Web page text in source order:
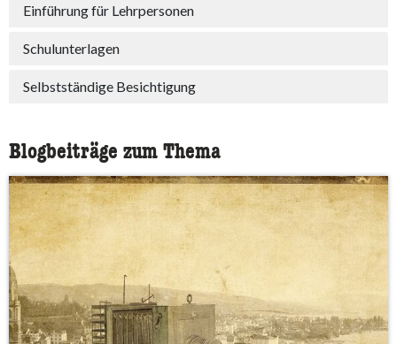
Einführung für Lehrpersonen
Schulunterlagen
Selbstständige Besichtigung
Blogbeiträge zum Thema